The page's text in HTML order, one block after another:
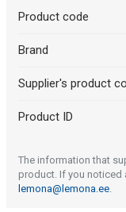
Product code
Brand
Supplier's product
Product ID
The information that
product. If you noticed
lemona@lemona.ee.